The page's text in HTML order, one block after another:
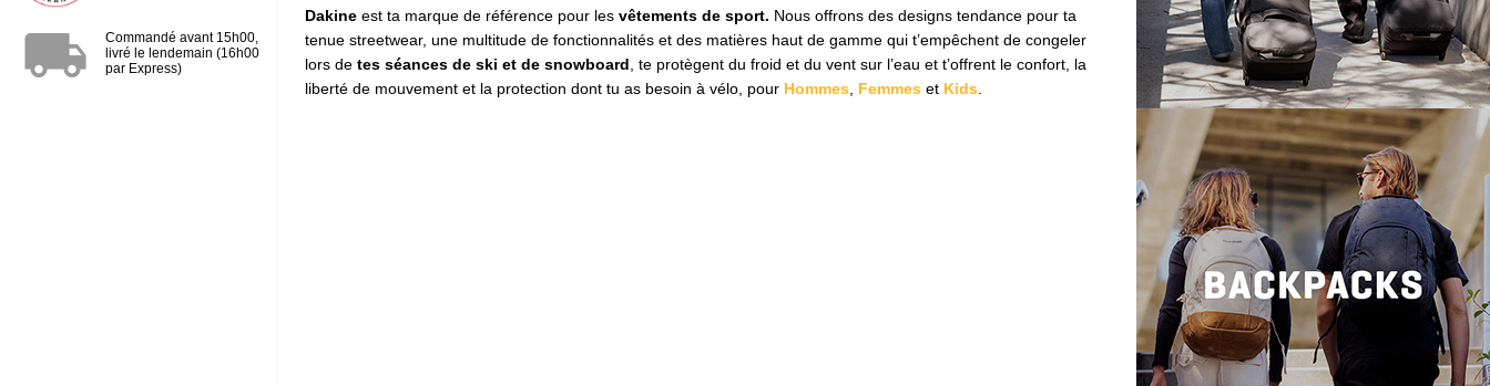
local_shipping
Commandé avant 15h00,
livré le lendemain (16h00
par Express)
Dakine est ta marque de référence pour les vêtements de sport. Nous offrons des designs tendance pour ta
tenue streetwear, une multitude de fonctionnalités et des matières haut de gamme qui t’empêchent de congeler
lors de tes séances de ski et de snowboard , te protègent du froid et du vent sur l’eau et t’offrent le confort, la
liberté de mouvement et la protection dont tu as besoin à vélo, pour Hommes Femmes et Kids